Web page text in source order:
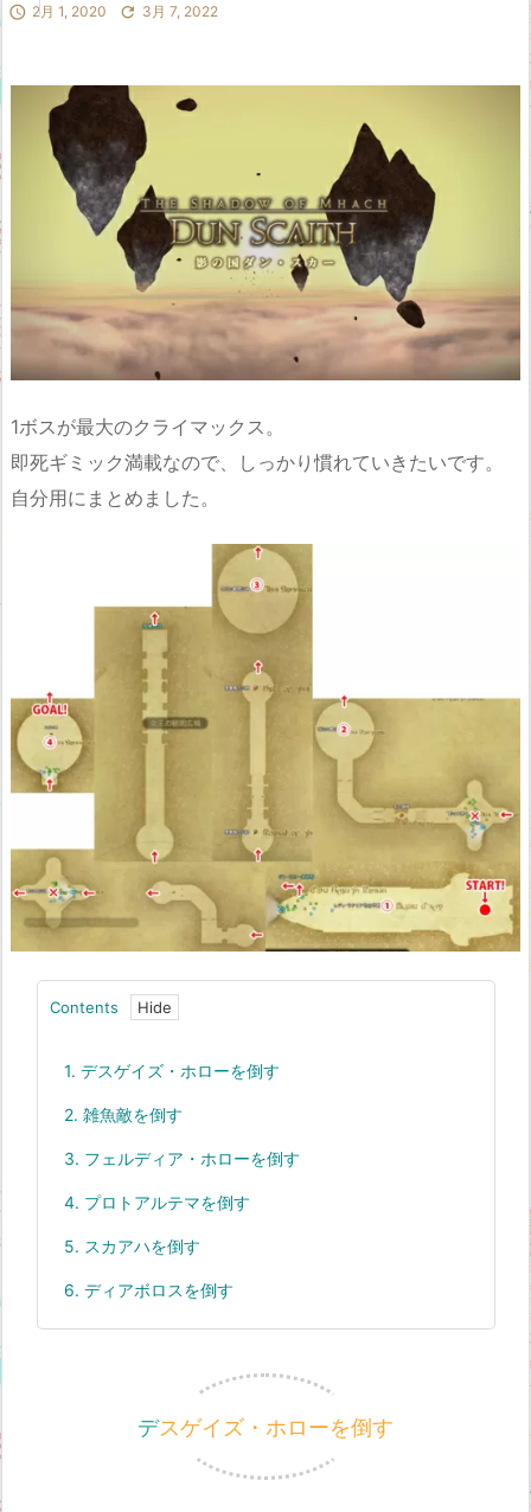
 2月 1, 2020  3月 7, 2022
1ボスが最大のクライマックス。
即死ギミック満載なので、しっかり慣れていきたいです。
自分用にまとめました。
Contents
1. デスゲイズ・ホローを倒す
2. 雑魚敵を倒す
3. フェルディア・ホローを倒す
4. プロトアルテマを倒す
5. スカアハを倒す
6. ディアボロスを倒す
デスゲイズ・ホローを倒す